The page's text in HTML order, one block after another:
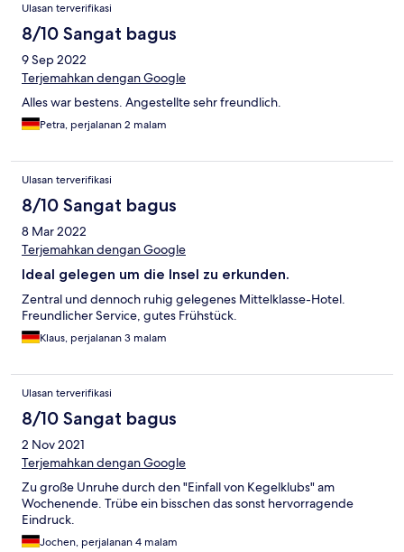
Ulasan terverifikasi
8/10 Sangat bagus
9 Sep 2022
Terjemahkan dengan Google
Alles war bestens. Angestellte sehr freundlich.
Petra, perjalanan 2 malam
Ulasan terverifikasi
8/10 Sangat bagus
8 Mar 2022
Terjemahkan dengan Google
Ideal gelegen um die Insel zu erkunden.
Zentral und dennoch ruhig gelegenes Mittelklasse-Hotel.
Freundlicher Service, gutes Frühstück.
Klaus, perjalanan 3 malam
Ulasan terverifikasi
8/10 Sangat bagus
2 Nov 2021
Terjemahkan dengan Google
Zu große Unruhe durch den "Einfall von Kegelklubs" am
Wochenende. Trübe ein bisschen das sonst hervorragende
Eindruck.
Jochen, perjalanan 4 malam